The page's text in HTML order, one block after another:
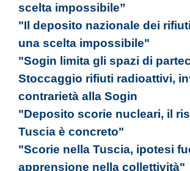
scelta impossibile”
"Il deposito nazionale dei
una scelta impossibile"
"Sogin limita gli spazi di
Stoccaggio rifiuti radioattivi,
contrarietà alla Sogin
"Deposito scorie nucleari, il
Tuscia è concreto"
"Scorie nella Tuscia, ipotesi
apprensione nella collettività"